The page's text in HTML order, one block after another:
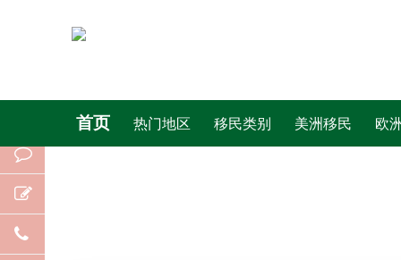
首页 热门地区 移民类别 美洲移民 欧